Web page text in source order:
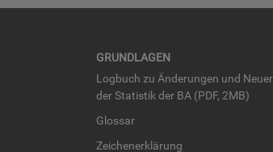
GRUND­LA­GEN
Log­buch zu Än­de­run­gen und
der Sta­tis­tik der BA (PDF, 2MB)
Glos­sar
Zei­chen­er­klä­rung